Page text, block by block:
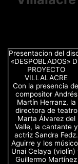
Presentacion del
«DESPOBLADOS»
PROYECTO
VILLALACRE
Con la presencia
compositor Andrés
Martín Herranz, la
directora de teatro
Marta Álvarez del
Valle, la cantante y
actriz Sandra Fedz.
Aguirre y los
Unai Celaya (violín)
Guillermo Martínez